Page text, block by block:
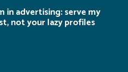
in advertising: serve my
not your lazy profiles